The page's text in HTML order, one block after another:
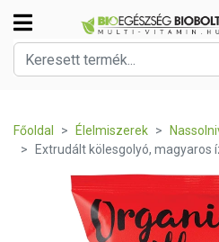
Főoldal Élelmiszerek
Extrudált kölesgolyó, magyaros